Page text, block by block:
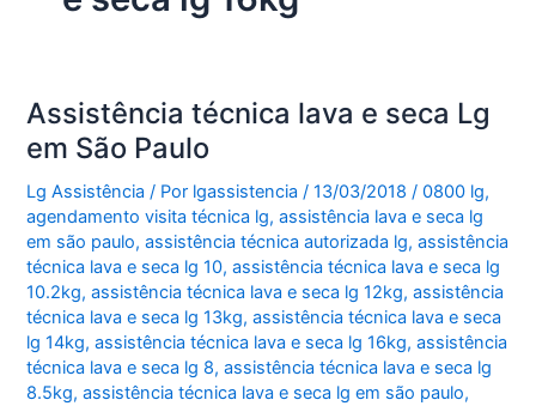
Assistência técnica lava e seca Lg
em São Paulo
Lg Assistência / Por lgassistencia/13/03/2018 /0800 lg,
agendamento visita técnica lg,assistência lava e seca lg
em são paulo,assistência técnica autorizada lg,assistência
técnica lava e seca lg 10,assistência técnica lava e seca lg
10.2kg,assistência técnica lava e seca lg 12kg,assistência
técnica lava e seca lg 13kg,assistência técnica lava e seca
lg 14kg,assistência técnica lava e seca lg 16kg,assistência
técnica lava e seca lg 8,assistência técnica lava e seca lg
8.5kg,assistência técnica lava e seca lg em são paulo,